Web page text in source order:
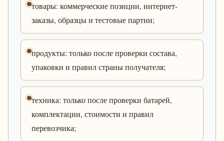
товары: коммерческие позиции, интернет-
заказы, образцы и тестовые партии;
продукты: только после проверки состава,
упаковки и правил страны получателя;
техника: только после проверки батарей,
комплектации, стоимости и правил
перевозчика;